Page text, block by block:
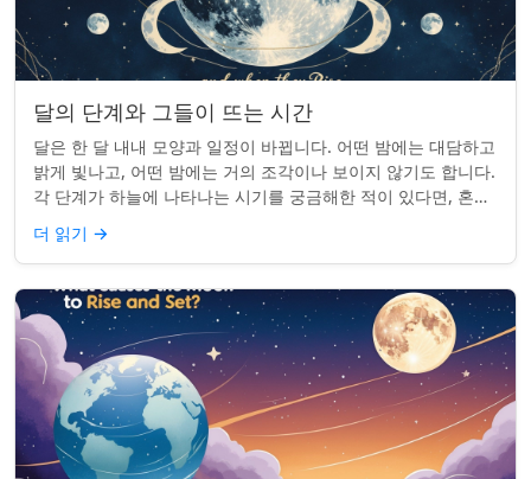
달의 단계와 그들이 뜨는 시간
달은 한 달 내내 모양과 일정이 바뀝니다. 어떤 밤에는 대담하고
밝게 빛나고, 어떤 밤에는 거의 조각이나 보이지 않기도 합니다.
각 단계가 하늘에 나타나는 시기를 궁금해한 적이 있다면, 혼자
가 아닙니다. 사실 그 타...
더 읽기 →